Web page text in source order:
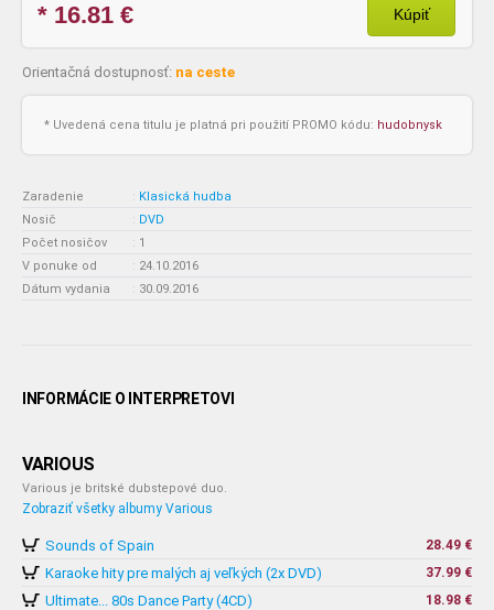
* 16.81 € Kúpiť
Orientačná dostupnosť: na ceste
* Uvedená cena titulu je platná pri použití PROMO kódu: hudobnysk
Zaradenie : Klasická hudba
Nosič
: DVD
Počet nosičov
: 1
V ponuke od
: 24.10.2016
Dátum vydania
: 30.09.2016
INFORMÁCIE O INTERPRETOVI
VARIOUS
Various je britské dubstepové duo.
Zobraziť všetky albumy Various
Sounds of Spain 28.49 €
Karaoke hity pre malých aj veľkých (2x DVD) 37.99 €
Ultimate... 80s Dance Party (4CD) 18.98 €